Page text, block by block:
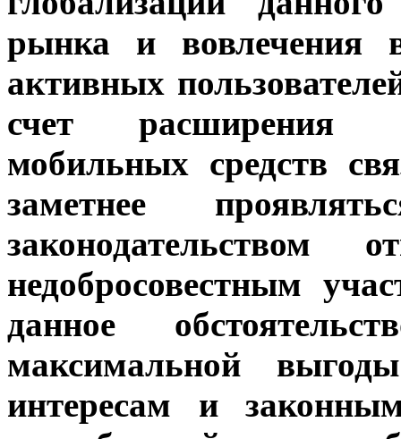
рынка и вовлечения
активных
счет расширения
мобильных средств
заметнее
законодательством
недобросовестным
данное
максимальной
интересам и